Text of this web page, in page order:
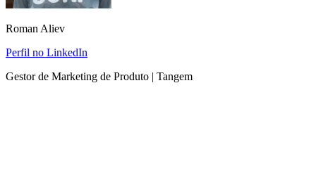
Roman Aliev
Perfil no LinkedIn
Gestor de Marketing de Produto | Tangem